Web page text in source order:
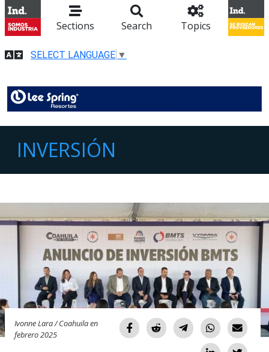
Sections Search Topics
SELECT LANGUAGE ▼
INVERSIÓN
Ivonne Lara / Coahuila en
febrero 2025